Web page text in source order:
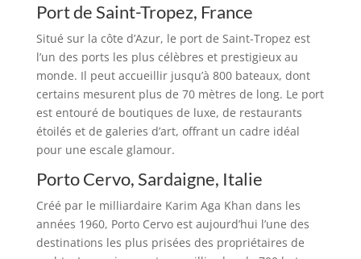
Port de Saint-Tropez, France
Situé sur la côte d’Azur, le port de Saint-Tropez est
l’un des ports les plus célèbres et prestigieux au
monde. Il peut accueillir jusqu’à 800 bateaux, dont
certains mesurent plus de 70 mètres de long. Le port
est entouré de boutiques de luxe, de restaurants
étoilés et de galeries d’art, offrant un cadre idéal
pour une escale glamour.
Porto Cervo, Sardaigne, Italie
Créé par le milliardaire Karim Aga Khan dans les
années 1960, Porto Cervo est aujourd’hui l’une des
destinations les plus prisées des propriétaires de